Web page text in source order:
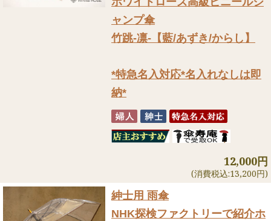
ャンプ傘
竹跳-凛-【藍/あずき/からし】
*特急名入対応*名入れなしは即
納*
12,000円
(消費税込:13,200円)
紳士用 雨傘
NHK探検ファクトリーで紹介ホ